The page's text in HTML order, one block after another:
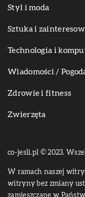
Styl i moda
Sztuka i
Technologia i
Wiadomości /
Zdrowie i fitness
Zwierzęta
co-jesli.pl © 2023.
W ramach naszej
witryny bez zmiany
zamieszczane w